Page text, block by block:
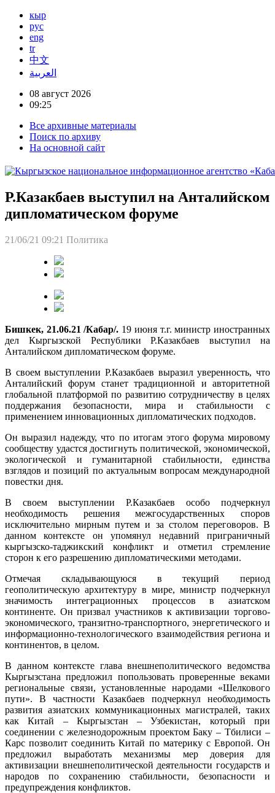
кыр
рус
eng
tr
中文
العربية
08 август 2026
09:25
Все архивные материалы
Поиск по архиву
На основной сайт
Р.Казакбаев выступил на Анталийском
дипломатическом форуме
21/06/21 09:21 Политика
Бишкек, 21.06.21 /Кабар/. 19 июня т.г. министр иностранных
дел Кыргызской Республики Р.Казакбаев выступил на
Анталийском дипломатическом форуме.
В своем выступлении Р.Казакбаев выразил уверенность, что
Анталийский форум станет традиционной и авторитетной
глобальной платформой по развитию сотрудничеству в целях
поддержания безопасности, мира и стабильности с
применением инновационных дипломатических подходов.
Он выразил надежду, что по итогам этого форума мировому
сообществу удастся достигнуть политической, экономической,
экологической и гуманитарной стабильности, единства
взглядов и позиций по актуальным вопросам международной
повестки дня.
В своем выступлении Р.Казакбаев особо подчеркнул
необходимость решения межгосударственных споров
исключительно мирным путем и за столом переговоров. В
данном контексте он упомянул недавний приграничный
кыргызско-таджикский конфликт и отметил стремление
сторон к его разрешению дипломатическими методами.
Отмечая складывающуюся в текущий период
геополитическую архитектуру в мире, министр подчеркнул
значимость интеграционных процессов в азиатском
континенте. Он призвал участников к активизации торгово-
экономического, транзитно-транспортного, энергетического и
информационно-технологического взаимодействия региона и
континентов, в целом.
В данном контексте глава внешнеполитического ведомства
Кыргызстана предложил попользовать проверенные веками
региональные связи, установленные народами «Шелкового
пути». В частности Казакбаев подчеркнул необходимость
развития азиатских коммуникационных магистралей, таких
как Китай – Кыргызстан – Узбекистан, который при
соединении с железнодорожным проектом Баку – Тбилиси –
Карс позволит соединить Китай по материку с Европой. Он
предложил выработать механизмы мер доверия для
активизации внешнеполитической деятельности государств и
народов по сохранению стабильности, безопасности и
предупреждения конфликтов.